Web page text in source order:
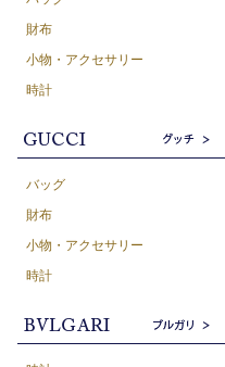
財布
小物・アクセサリー
時計
バッグ
財布
小物・アクセサリー
時計